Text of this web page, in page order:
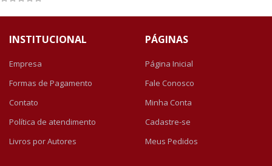
INSTITUCIONAL
Empresa
Formas de Pagamento
Contato
Política de atendimento
Livros por Autores
PÁGINAS
Página Inicial
Fale Conosco
Minha Conta
Cadastre-se
Meus Pedidos